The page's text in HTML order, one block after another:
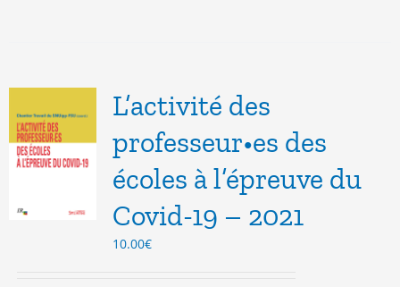
L’activité des
professeur•es des
écoles à l’épreuve du
Covid-19 – 2021
10.00€